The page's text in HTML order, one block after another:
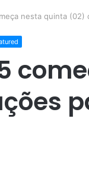
nesta quinta (02)